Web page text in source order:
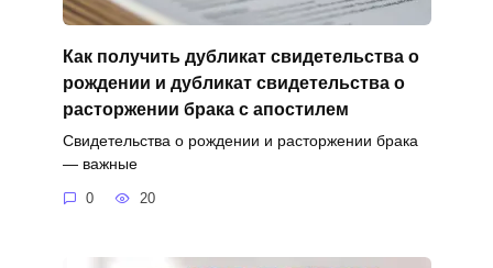
Как получить дубликат свидетельства о
рождении и дубликат свидетельства о
расторжении брака с апостилем
Свидетельства о рождении и расторжении брака
— важные
0 20